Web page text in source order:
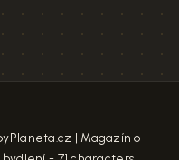
| Magazín o